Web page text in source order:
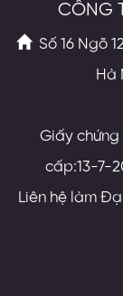
CÔNG
Số 16 Ngõ
Hà
Giấy chứng
cấp:13-7-
Liên hệ làm